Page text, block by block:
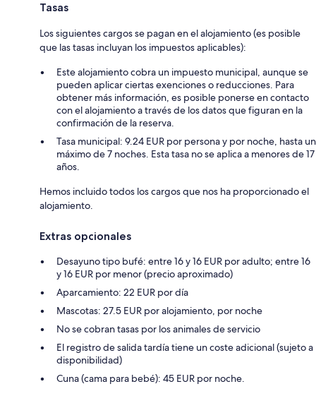
Tasas
Los siguientes cargos se pagan en el alojamiento (es posible
que las tasas incluyan los impuestos aplicables):
Este alojamiento cobra un impuesto municipal, aunque se
pueden aplicar ciertas exenciones o reducciones. Para
obtener más información, es posible ponerse en contacto
con el alojamiento a través de los datos que figuran en la
confirmación de la reserva.
Tasa municipal: 9.24 EUR por persona y por noche, hasta un
máximo de 7 noches. Esta tasa no se aplica a menores de 17
años.
Hemos incluido todos los cargos que nos ha proporcionado el
alojamiento.
Extras opcionales
Desayuno tipo bufé: entre 16 y 16 EUR por adulto; entre 16
y 16 EUR por menor (precio aproximado)
Aparcamiento: 22 EUR por día
Mascotas: 27.5 EUR por alojamiento, por noche
No se cobran tasas por los animales de servicio
El registro de salida tardía tiene un coste adicional (sujeto a
disponibilidad)
Cuna (cama para bebé): 45 EUR por noche.